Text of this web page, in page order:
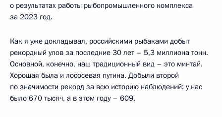
о результатах работы рыбопромышленного комплекса
за 2023 год.
Как я уже докладывал, российскими рыбаками добыт
рекордный улов за последние 30 лет – 5,3 миллиона тонн.
Основной, конечно, наш традиционный вид – это минтай.
Хорошая была и лососевая путина. Добыли второй
по значимости рекорд за всю историю наблюдений: у нас
было 670 тысяч, а в этом году – 609.